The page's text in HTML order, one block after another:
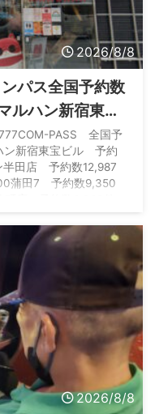
2026/8/8
パス全国予約数
ルハン新宿東宝
PASS 全国予
ン新宿東宝ビル 予約
半田店 予約数12,987
蒲田7 予約数9,350
2026/8/8